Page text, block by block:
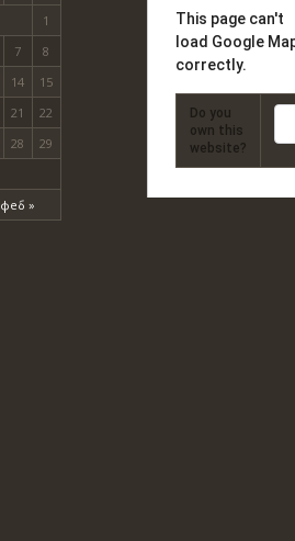
феб »
1
7
8
14
15
21
22
28
29
This page can't
load Google
correctly.
Do you
own this
website?